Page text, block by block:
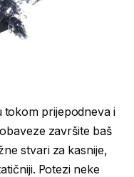
prijepodneva i
završite baš
stvari za kasnije,
Potezi neke